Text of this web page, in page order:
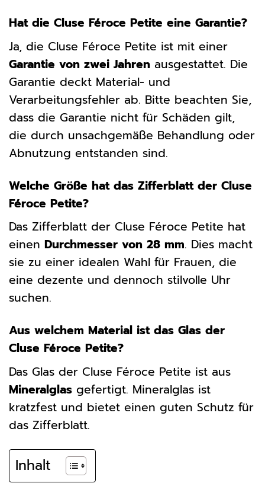
Hat die Cluse Féroce Petite eine Garantie?
Ja, die Cluse Féroce Petite ist mit einer
Garantie von zwei Jahren ausgestattet. Die
Garantie deckt Material- und
Verarbeitungsfehler ab. Bitte beachten Sie,
dass die Garantie nicht für Schäden gilt,
die durch unsachgemäße Behandlung oder
Abnutzung entstanden sind.
Welche Größe hat das Zifferblatt der Cluse
Féroce Petite?
Das Zifferblatt der Cluse Féroce Petite hat
einen Durchmesser von 28 mm. Dies macht
sie zu einer idealen Wahl für Frauen, die
eine dezente und dennoch stilvolle Uhr
suchen.
Aus welchem Material ist das Glas der
Cluse Féroce Petite?
Das Glas der Cluse Féroce Petite ist aus
Mineralglas gefertigt. Mineralglas ist
kratzfest und bietet einen guten Schutz für
das Zifferblatt.
Inhalt